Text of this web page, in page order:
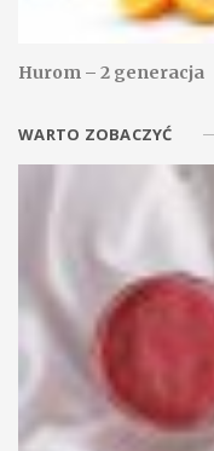
Hurom – 2 generacja
WARTO ZOBACZYĆ